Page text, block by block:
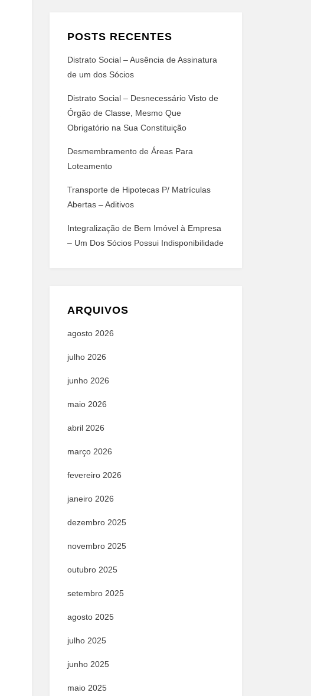
POSTS RECENTES
Distrato Social – Ausência de Assinatura
de um dos Sócios
Distrato Social – Desnecessário Visto de
Órgão de Classe, Mesmo Que
Obrigatório na Sua Constituição
Desmembramento de Áreas Para
Loteamento
Transporte de Hipotecas P/ Matrículas
Abertas – Aditivos
Integralização de Bem Imóvel à Empresa
– Um Dos Sócios Possui Indisponibilidade
ARQUIVOS
agosto 2026
julho 2026
junho 2026
maio 2026
abril 2026
março 2026
fevereiro 2026
janeiro 2026
dezembro 2025
novembro 2025
outubro 2025
setembro 2025
agosto 2025
julho 2025
junho 2025
maio 2025